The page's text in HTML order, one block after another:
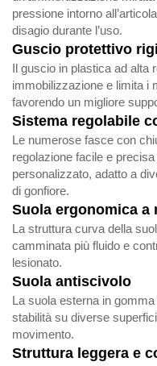
pressione intorno
disagio durante l’uso.
Guscio protettivo
Il guscio in plastica ad alta
immobilizzazione e limita i
favorendo un migliore
Sistema regolabile
Le numerose fasce con
regolazione facile e
personalizzato, adatto a
di gonfiore.
Suola ergonomica a
La struttura curva della
camminata più fluido e
lesionato.
Suola antiscivolo
La suola esterna in
stabilità su diverse
movimento.
Struttura leggera e